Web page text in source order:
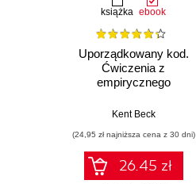
książka ebook
Uporządkowany kod.
Ćwiczenia z
empirycznego
oprogramowania
Kent Beck
(24,95 zł najniższa cena z 30 dni)
26.45 zł